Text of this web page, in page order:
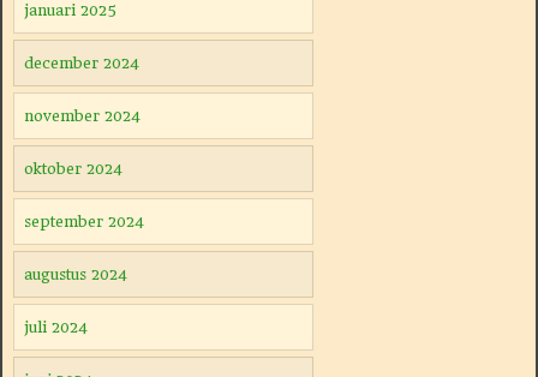
januari 2025
december 2024
november 2024
oktober 2024
september 2024
augustus 2024
juli 2024